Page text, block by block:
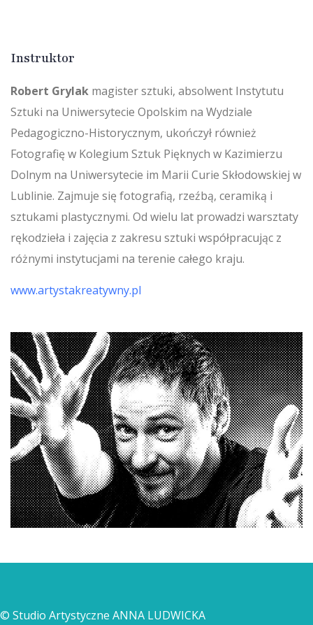
Instruktor
Robert Grylak magister sztuki, absolwent Instytutu
Sztuki na Uniwersytecie Opolskim na Wydziale
Pedagogiczno-Historycznym, ukończył również
Fotografię w Kolegium Sztuk Pięknych w Kazimierzu
Dolnym na Uniwersytecie im Marii Curie Skłodowskiej w
Lublinie. Zajmuje się fotografią, rzeźbą, ceramiką i
sztukami plastycznymi. Od wielu lat prowadzi warsztaty
rękodzieła i zajęcia z zakresu sztuki współpracując z
różnymi instytucjami na terenie całego kraju.
www.artystakreatywny.pl
© Studio Artystyczne ANNA LUDWICKA